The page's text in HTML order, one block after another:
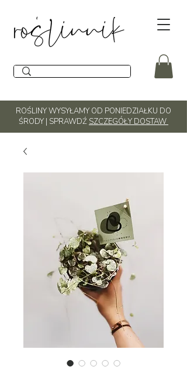
ROŚLINY WYSYŁAMY OD PONIEDZIAŁKU DO
ŚRODY | SPRAWDŹ SZCZEGÓŁY DOSTAW